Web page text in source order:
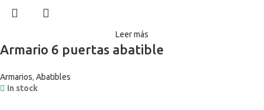
Leer más
Armario 6 puertas abatible
Armarios, Abatibles
In stock